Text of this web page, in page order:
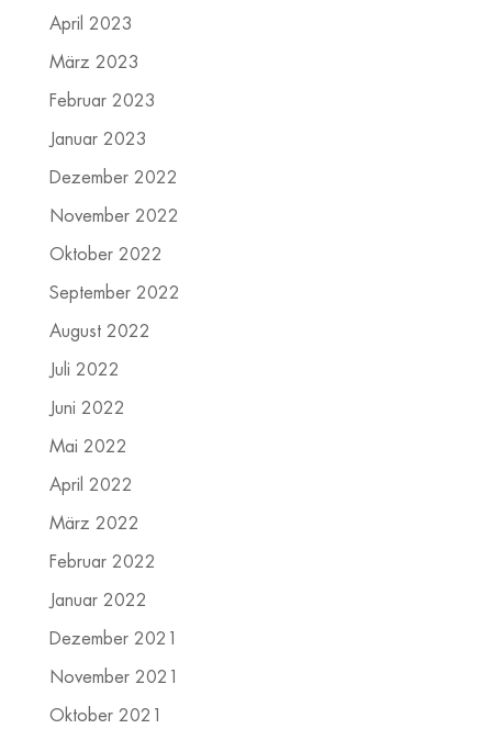
April 2023
März 2023
Februar 2023
Januar 2023
Dezember 2022
November 2022
Oktober 2022
September 2022
August 2022
Juli 2022
Juni 2022
Mai 2022
April 2022
März 2022
Februar 2022
Januar 2022
Dezember 2021
November 2021
Oktober 2021